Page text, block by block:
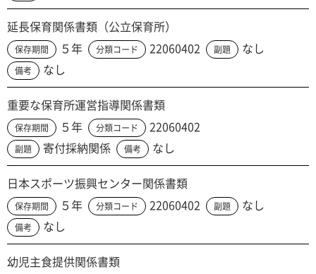
延長保育関係書類（公立保育所）
保存期間 ５年 分類コード 22060402 副題 なし
備考 なし
重要な保育所運営指導関係書類
保存期間 ５年 分類コード 22060402
副題 寄付採納関係 備考 なし
日本スポーツ振興センター関係書類
保存期間 ５年 分類コード 22060402 副題 なし
備考 なし
幼児主食提供関係書類